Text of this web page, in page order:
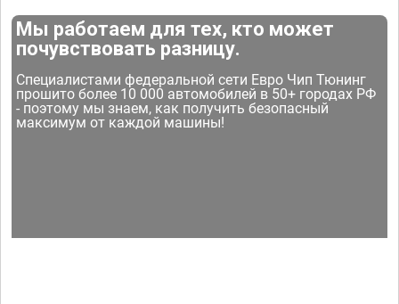
Мы работаем для тех, кто может
почувствовать разницу.
Специалистами федеральной сети Евро Чип Тюнинг
прошито более 10 000 автомобилей в 50+ городах РФ
- поэтому мы знаем, как получить безопасный
максимум от каждой машины!